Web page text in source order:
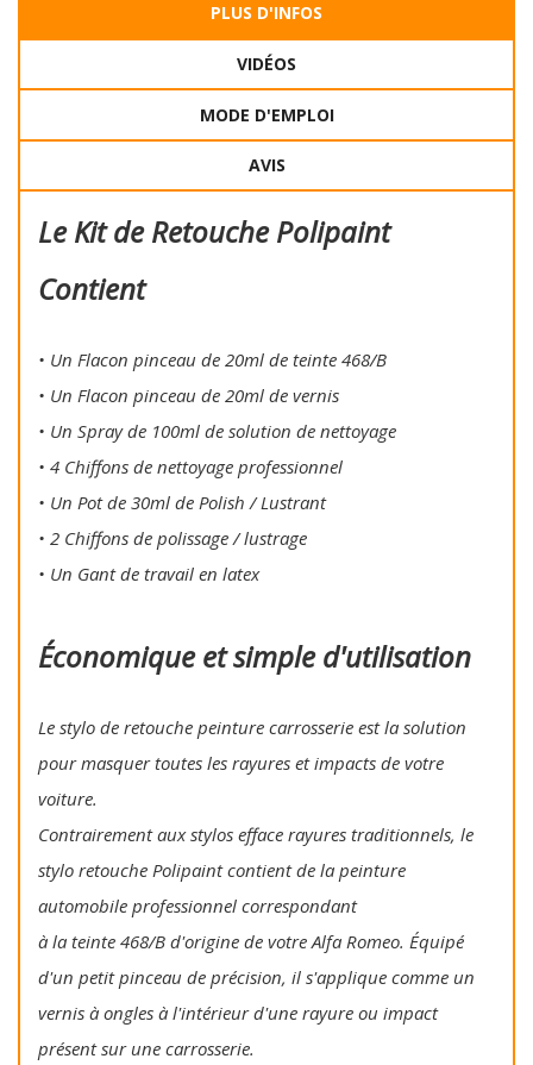
PLUS D'INFOS
VIDÉOS
MODE D'EMPLOI
AVIS
Le Kit de Retouche Polipaint
Contient
• Un Flacon pinceau de 20ml de teinte 468/B
• Un Flacon pinceau de 20ml de vernis
• Un Spray de 100ml de solution de nettoyage
• 4 Chiffons de nettoyage professionnel
• Un Pot de 30ml de Polish / Lustrant
• 2 Chiffons de polissage / lustrage
• Un Gant de travail en latex
Économique et simple d'utilisation
Le stylo de retouche peinture carrosserie est la solution
pour masquer toutes les rayures et impacts de votre
voiture.
Contrairement aux stylos efface rayures traditionnels, le
stylo retouche Polipaint contient de la peinture
automobile professionnel correspondant
à la teinte 468/B d'origine de votre Alfa Romeo. Équipé
d'un petit pinceau de précision, il s'applique comme un
vernis à ongles à l'intérieur d'une rayure ou impact
présent sur une carrosserie.